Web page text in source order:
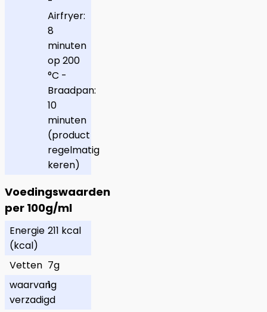
Airfryer:
8
minuten
op 200
°C -
Braadpan:
10
minuten
(product
regelmatig
keren)
Voedingswaarden
per 100g/ml
Energie
(kcal)
211 kcal
Vetten 7g
waarvan
verzadigd
1g